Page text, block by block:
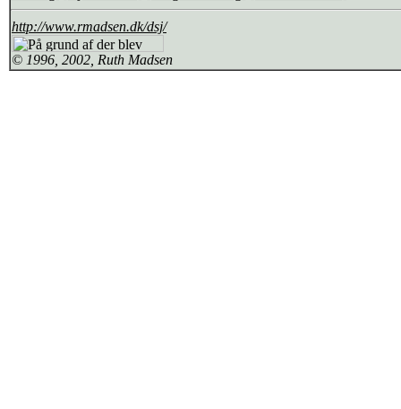
http://www.rmadsen.dk/dsj/
© 1996, 2002, Ruth Madsen